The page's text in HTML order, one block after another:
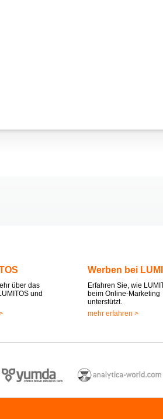
über das
und
Werben bei
Erfahren Sie, wie
beim Online-Marketing
unterstützt.
mehr erfahren >